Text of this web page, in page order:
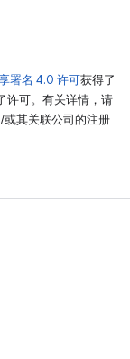
署名 4.0 许可获得了
许可。有关详情，请
其关联公司的注册